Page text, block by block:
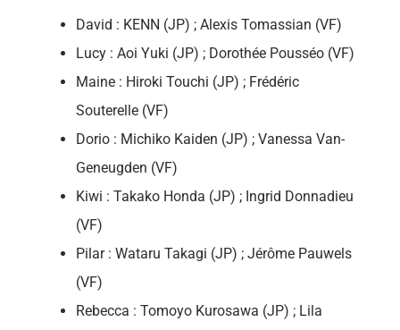
David : KENN (JP) ; Alexis Tomassian (VF)
Lucy : Aoi Yuki (JP) ; Dorothée Pousséo (VF)
Maine : Hiroki Touchi (JP) ; Frédéric
Souterelle (VF)
Dorio : Michiko Kaiden (JP) ; Vanessa Van-
Geneugden (VF)
Kiwi : Takako Honda (JP) ; Ingrid Donnadieu
(VF)
Pilar : Wataru Takagi (JP) ; Jérôme Pauwels
(VF)
Rebecca : Tomoyo Kurosawa (JP) ; Lila